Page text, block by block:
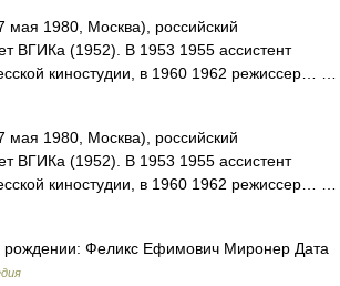
1980, Москва), российский
ВГИКа (1952). В 1953 1955 ассистент
киностудии, в 1960 1962 режиссер… …
1980, Москва), российский
ВГИКа (1952). В 1953 1955 ассистент
киностудии, в 1960 1962 режиссер… …
Феликс Ефимович Миронер Дата